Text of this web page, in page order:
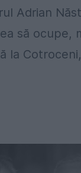
Adrian
să ocupe,
la